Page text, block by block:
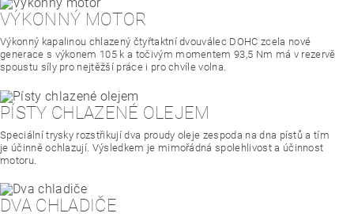
VÝKONNÝ MOTOR
Výkonný kapalinou chlazený čtyřtaktní dvouválec DOHC zcela nové
generace s výkonem 105 k a točivým momentem 93,5 Nm má v rezervě
spoustu síly pro nejtěžší práce i pro chvíle volna.
PÍSTY CHLAZENÉ OLEJEM
Speciální trysky rozstřikují dva proudy oleje zespoda na dna pístů a tím
je účinně ochlazují. Výsledkem je mimořádná spolehlivost a účinnost
motoru.
DVA CHLADIČE